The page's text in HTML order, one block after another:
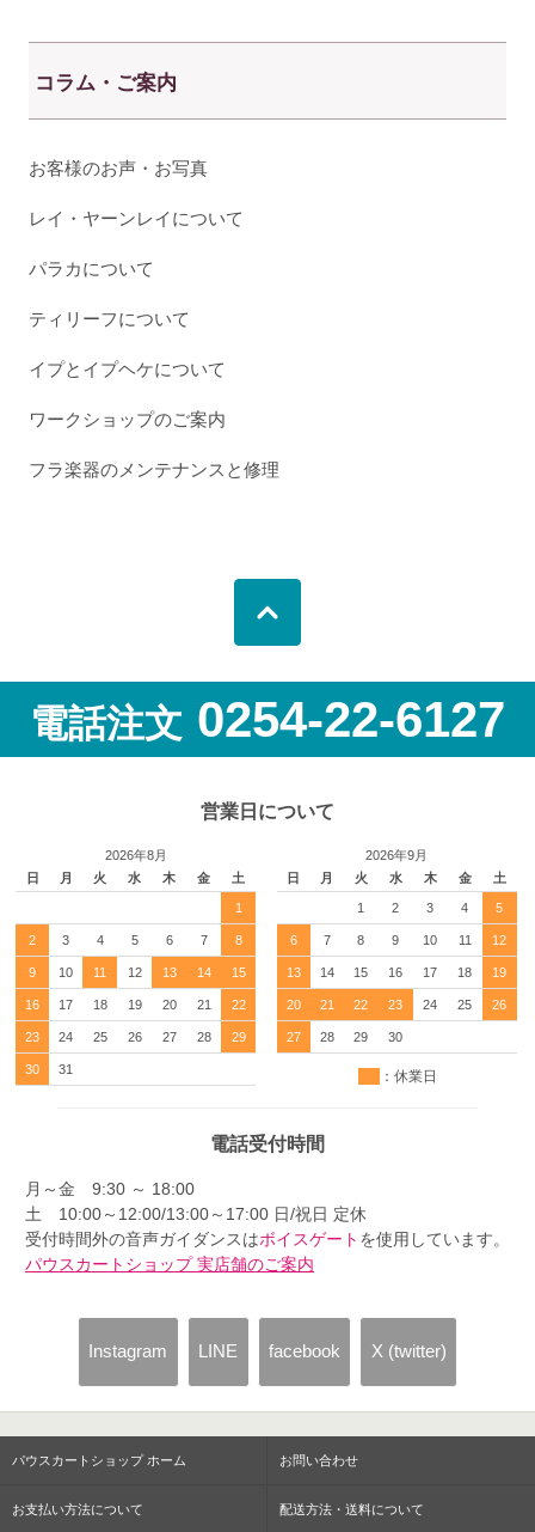
コラム・ご案内
お客様のお声・お写真
レイ・ヤーンレイについて
パラカについて
ティリーフについて
イプとイプヘケについて
ワークショップのご案内
フラ楽器のメンテナンスと修理
電話注文 0254-22-6127
営業日について
2026年8月
日
月 火 水 木 金 土
1
2 3 4 5 6 7 8
9 10 11 12 13 14 15
16 17 18 19 20 21 22
23 24 25 26 27 28 29
30 31
2026年9月
日
月 火 水 木 金 土
1 2 3 4 5
6 7 8 9 10 11 12
13 14 15 16 17 18 19
20 21 22 23 24 25 26
27 28 29 30
：休業日
電話受付時間
月～金 9:30 ～ 18:00
土 10:00～12:00/13:00～17:00 日/祝日 定休
受付時間外の音声ガイダンスはボイスゲート を使用しています。
パウスカートショップ 実店舗のご案内
Instagram LINE facebook X (twitter)
パウスカートショップ ホーム お問い合わせ
お支払い方法について 配送方法・送料について